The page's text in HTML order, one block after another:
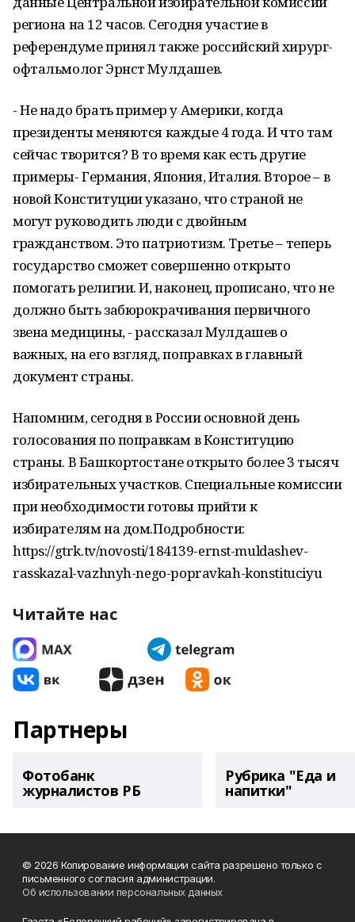
региона на 12 часов. Сегодня участие в
референдуме принял также российский хирург-
офтальмолог Эрнст Мулдашев.
- Не надо брать пример у Америки, когда
президенты меняются каждые 4 года. И что там
сейчас творится? В то время как есть другие
примеры- Германия, Япония, Италия. Второе – в
новой Конституции указано, что страной не
могут руководить люди с двойным
гражданством. Это патриотизм. Третье – теперь
государство сможет совершенно открыто
помогать религии. И, наконец, прописано, что не
должно быть забюрокрачивания первичного
звена медицины, - рассказал Мулдашев о
важных, на его взгляд, поправках в главный
документ страны.
Напомним, сегодня в России основной день
голосования по поправкам в Конституцию
страны. В Башкортостане открыто более 3 тысяч
избирательных участков. Специальные комиссии
при необходимости готовы прийти к
избирателям на дом.Подробности:
https://gtrk.tv/novosti/184139-ernst-muldashev-
rasskazal-vazhnyh-nego-popravkah-konstituciyu
Читайте нас
Партнеры
Фотобанк
журналистов РБ
Рубрика "Еда и
напитки"
© 2026 Копирование информации сайта разрешено только с
письменного согласия администрации.
Об использовании персональных данных